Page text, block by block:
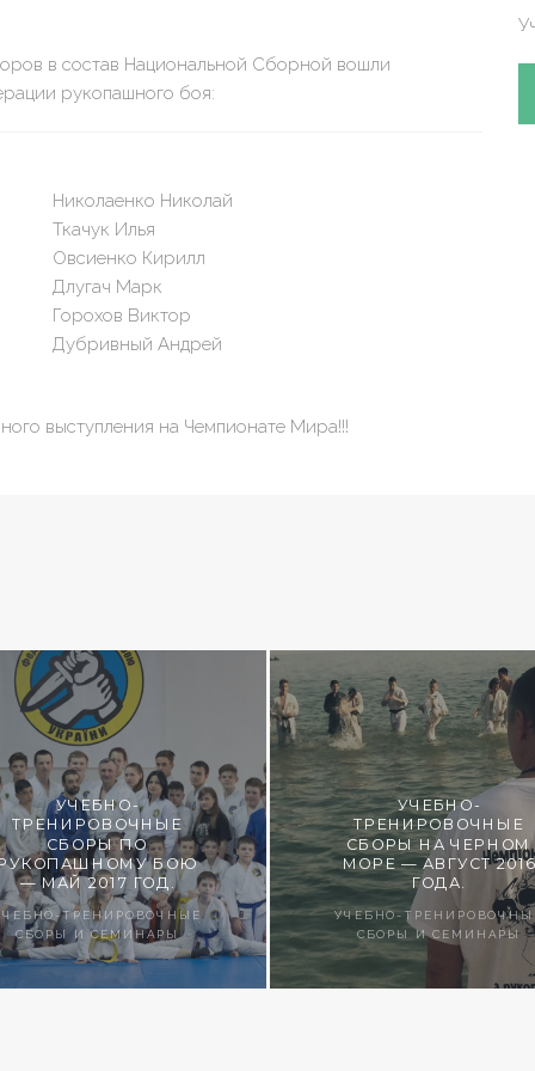
в состав Национальной Сборной вошли
рукопашного боя:
Николаенко Николай
Ткачук Илья
Овсиенко Кирилл
Длугач Марк
Горохов Виктор
Дубривный Андрей
выступления на Чемпионате Мира!!!
УЧЕБНО-
ТРЕНИРОВОЧНЫЕ
СБОРЫ ПО
БОЮ
— МАЙ 2017 ГОД.
ТРЕНИРОВОЧНЫЕ
СБОРЫ И СЕМИНАРЫ
УЧЕБНО-
ТРЕНИРОВОЧНЫЕ
СБОРЫ НА ЧЕРНОМ
МОРЕ — АВГУСТ 2016
ГОДА.
УЧЕБНО-
СБОРЫ И СЕМИНАРЫ